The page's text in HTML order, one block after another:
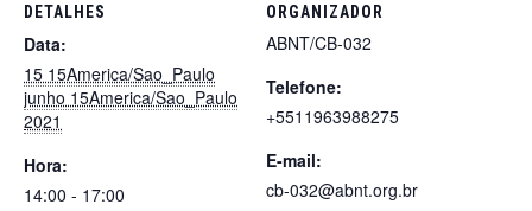
DETALHES
Data:
15 15America/Sao_Paulo
junho 15America/Sao_Paulo
2021
Hora:
14:00 - 17:00
ORGANIZADOR
ABNT/CB-032
Telefone:
+5511963988275
E-mail:
cb-032@abnt.org.br